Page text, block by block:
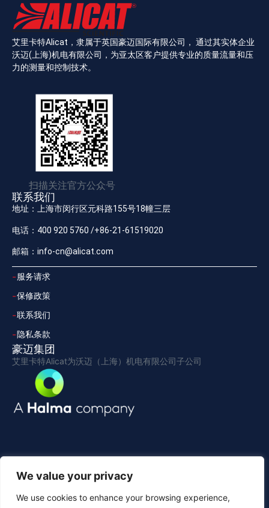
We value your privacy
We use cookies to enhance your browsing experience,
艾里卡特Alicat，隶属于英国豪迈国际有限公司， 通过其实体企业
沃迈(上海)机电有限公司，为亚太区客户提供专业的质量流量和压
力的测量和控制技术。
扫描关注官方公众号
联系我们
地址：上海市闵行区元科路155号18幢三层
电话：400 920 5760 /+86-21-61519020
邮箱：info-cn@alicat.com
服务请求
保修政策
联系我们
隐私条款
豪迈集团
艾里卡特Alicat为沃迈（上海）机电有限公司子公司